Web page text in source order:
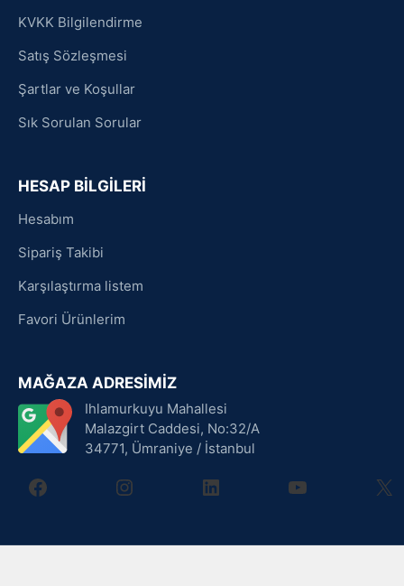
KVKK Bilgilendirme
Satış Sözleşmesi
Şartlar ve Koşullar
Sık Sorulan Sorular
HESAP BİLGİLERİ
Hesabım
Sipariş Takibi
Karşılaştırma listem
Favori Ürünlerim
MAĞAZA ADRESİMİZ
Ihlamurkuyu Mahallesi
Malazgirt Caddesi, No:32/A
34771, Ümraniye / İstanbul
facebookinstagramlinkedin youtube X